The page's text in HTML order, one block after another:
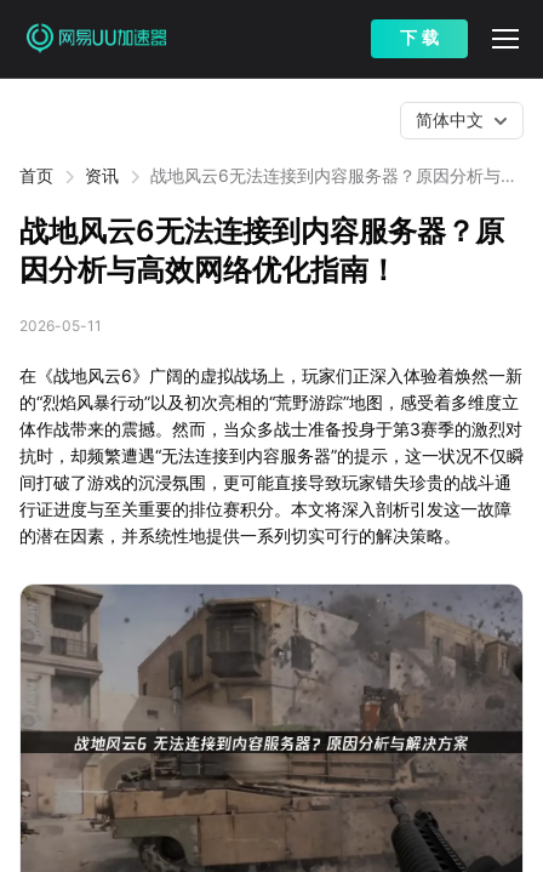
下 载
首页 资讯
战地风云6无法连接到内容服务器？原因分析与高
简体中文
战地风云6无法连接到内容服务器？原
因分析与高效网络优化指南！
2026-05-11
在《战地风云6》广阔的虚拟战场上，玩家们正深入体验着焕然一新
的“烈焰风暴行动”以及初次亮相的“荒野游踪”地图，感受着多维度立
体作战带来的震撼。然而，当众多战士准备投身于第3赛季的激烈对
抗时，却频繁遭遇“无法连接到内容服务器”的提示，这一状况不仅瞬
间打破了游戏的沉浸氛围，更可能直接导致玩家错失珍贵的战斗通
行证进度与至关重要的排位赛积分。本文将深入剖析引发这一故障
的潜在因素，并系统性地提供一系列切实可行的解决策略。